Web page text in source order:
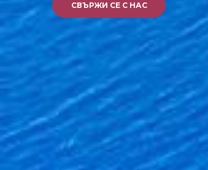
СВЪРЖИ СЕ С НАС